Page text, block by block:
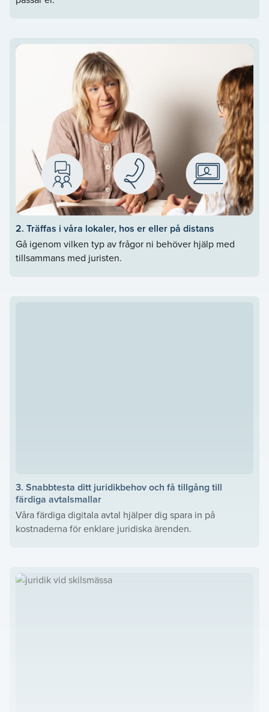
2. Träffas i våra lokaler, hos er eller på distans
Gå igenom vilken typ av frågor ni behöver hjälp med
tillsammans med juristen.
3. Snabbtesta ditt juridikbehov och få tillgång till
färdiga avtalsmallar
Våra färdiga digitala avtal hjälper dig spara in på
kostnaderna för enklare juridiska ärenden.